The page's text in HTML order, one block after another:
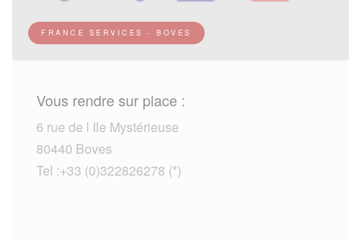
FRANCE SERVICES - BOVES
Vous rendre sur place :
6 rue de l Ile Mystérieuse
80440 Boves
Tel :+33 (0)322826278 (*)